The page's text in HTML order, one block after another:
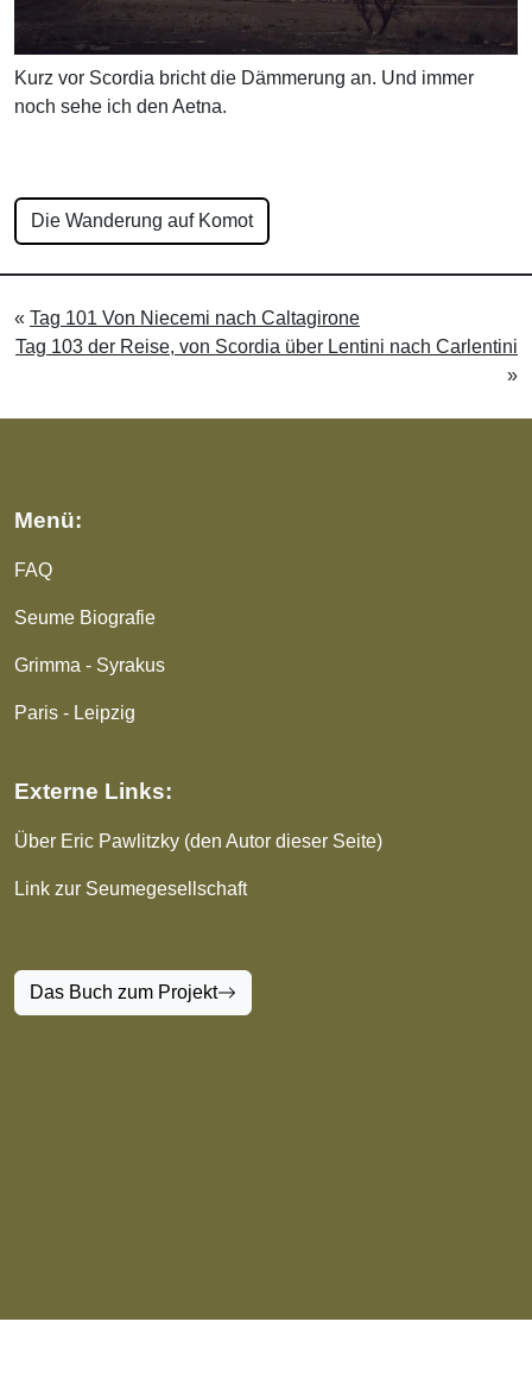
Kurz vor Scordia bricht die Dämmerung an. Und immer
noch sehe ich den Aetna.
Die Wanderung auf Komot
« Tag 101 Von Niecemi nach Caltagirone
Tag 103 der Reise, von Scordia über Lentini nach Carlentini
»
Menü:
FAQ
Seume Biografie
Grimma - Syrakus
Paris - Leipzig
Externe Links:
Über Eric Pawlitzky (den Autor dieser Seite)
Link zur Seumegesellschaft
Das Buch zum Projekt